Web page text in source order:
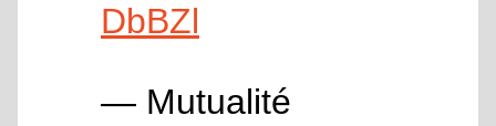
DbBZl
— Mutualité